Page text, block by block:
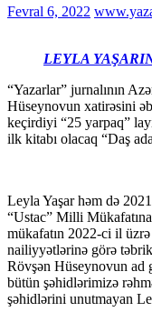
Fevral 6, 2022
LEYLA
“Yazarlar” jurnalının
Hüseynovun xatirəsini
keçirdiyi “25 yarpaq”
ilk kitabı olacaq “Daş
Leyla Yaşar həm də
“Ustac” Milli
mükafatın 2022-ci il üzrə
nailiyyətlərinə görə
Rövşən Hüseynovun ad
bütün şəhidlərimizə
şəhidlərini unutmayan